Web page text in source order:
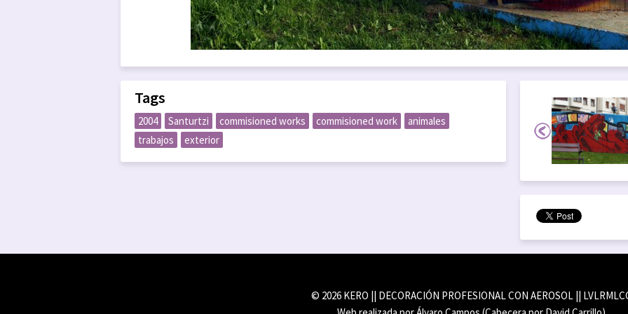
Tags
2004 Santurtzi commisioned works commisioned work
animales
trabajos
exterior
© 2026 KERO || DECORACIÓN PROFESIONAL CON AEROSOL ||